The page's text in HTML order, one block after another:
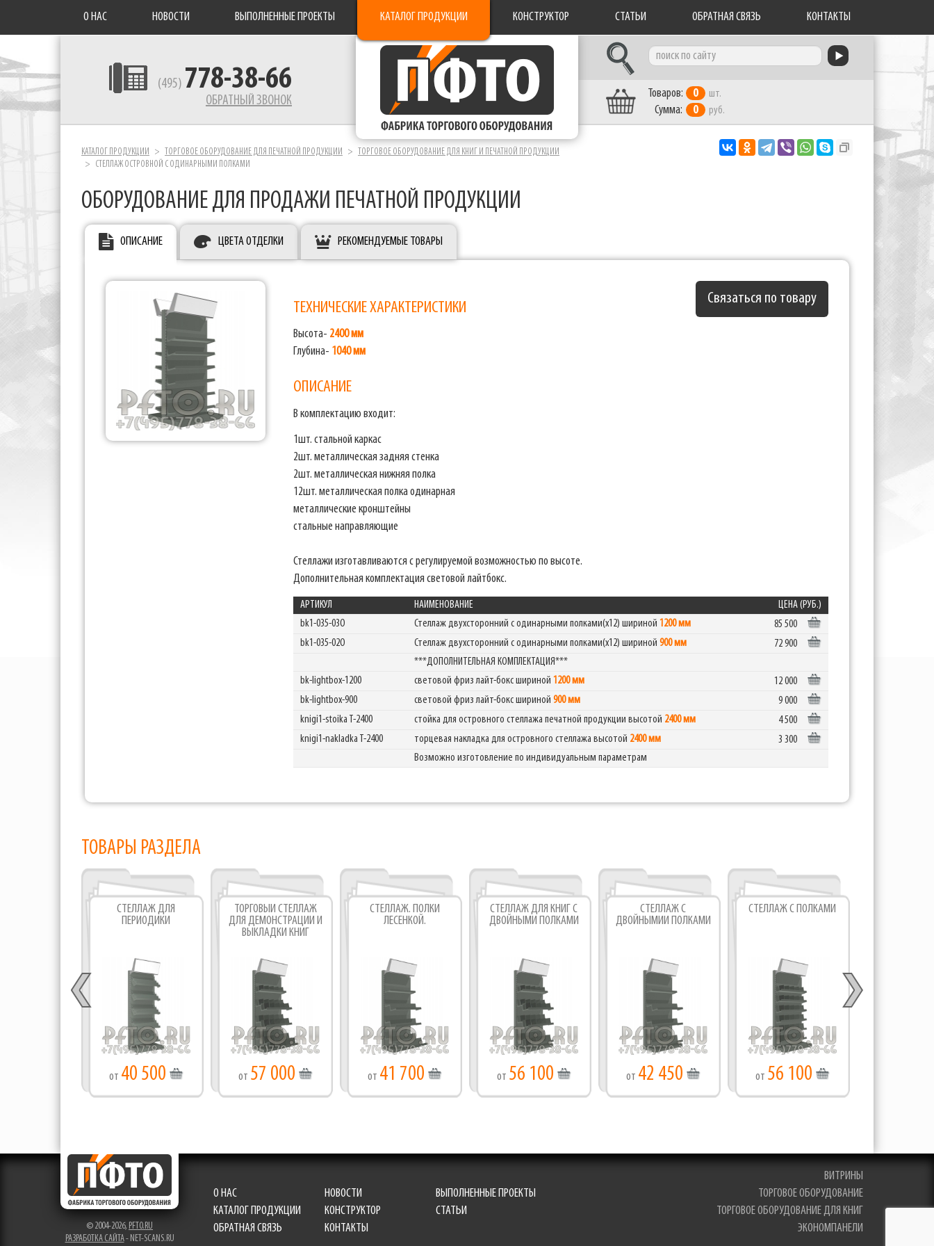
О НАС НОВОСТИ ВЫПОЛНЕННЫЕ ПРОЕКТЫ КАТАЛОГ ПРОДУКЦИИ КОНСТРУКТОР СТАТЬИ ОБРАТНАЯ СВЯЗЬ КОНТАКТЫ
(495) 778-38-66
ОБРАТНЫЙ ЗВОНОК
Фабрика торгового оборудования
Товаров: 0 шт.
Сумма: 0 руб.
КАТАЛОГ ПРОДУКЦИИ ТОРГОВОЕ ОБОРУДОВАНИЕ ДЛЯ ПЕЧАТНОЙ ПРОДУКЦИИ
ТОРГОВОЕ ОБОРУДОВАНИЕ ДЛЯ КНИГ И ПЕЧАТНОЙ ПРОДУКЦИИ
СТЕЛЛАЖ ОСТРОВНОЙ С ОДИНАРНЫМИ ПОЛКАМИ
ОБОРУДОВАНИЕ ДЛЯ ПРОДАЖИ ПЕЧАТНОЙ ПРОДУКЦИИ
ОПИСАНИЕ ЦВЕТА ОТДЕЛКИ РЕКОМЕНДУЕМЫЕ ТОВАРЫ
Связаться по товару
ТЕХНИЧЕСКИЕ ХАРАКТЕРИСТИКИ
Высота- 2400 мм
Глубина- 1040 мм
ОПИСАНИЕ
В комплектацию входит:
1шт. стальной каркас
2шт. металлическая задняя стенка
2шт. металлическая нижняя полка
12шт. металлическая полка одинарная
металлические кронштейны
стальные направляющие
Стеллажи изготавливаются с регулируемой возможностью по высоте.
Дополнительная комплектация световой лайтбокс.
АРТИКУЛ НАИМЕНОВАНИЕ
ЦЕНА (РУБ.)
bk1-035-03O
Стеллаж двухсторонний с одинарными полками(х12) шириной 1200 мм
85 500
bk1-035-02O
Стеллаж двухсторонний с одинарными полками(х12) шириной 900 мм
72 900
***ДОПОЛНИТЕЛЬНАЯ КОМПЛЕКТАЦИЯ***
bk-lightbox-1200
световой фриз лайт-бокс шириной 1200 мм
12 000
bk-lightbox-900
световой фриз лайт-бокс шириной 900 мм
9 000
knigi1-stoika T-2400
стойка для островного стеллажа печатной продукции высотой 2400 мм
4 500
knigi1-nakladka T-2400
торцевая накладка для островного стеллажа высотой 2400 мм
3 300
Возможно изготовление по индивидуальным параметрам
ТОВАРЫ РАЗДЕЛА
СТЕЛЛАЖ ДЛЯ
ПЕРИОДИКИ
от 40 500
ТОРГОВЫЙ СТЕЛЛАЖ
ДЛЯ ДЕМОНСТРАЦИИ И
ВЫКЛАДКИ КНИГ
от 57 000
СТЕЛЛАЖ. ПОЛКИ
ЛЕСЕНКОЙ.
от 41 700
СТЕЛЛАЖ ДЛЯ КНИГ С
ДВОЙНЫМИ ПОЛКАМИ
от 56 100
СТЕЛЛАЖ С
ДВОЙНЫМИИ ПОЛКАМИ
от 42 450
СТЕЛЛАЖ С ПОЛКАМИ
от 56 100
© 2004-2026, PFTO.RU
РАЗРАБОТКА САЙТА- NET-SCANS.RU
О НАС НОВОСТИ
ВЫПОЛНЕННЫЕ ПРОЕКТЫ
КАТАЛОГ ПРОДУКЦИИ
КОНСТРУКТОР
СТАТЬИ
ОБРАТНАЯ СВЯЗЬ
КОНТАКТЫ
ВИТРИНЫ
ТОРГОВОЕ ОБОРУДОВАНИЕ
ТОРГОВОЕ ОБОРУДОВАНИЕ ДЛЯ КНИГ
ЭКОНОМПАНЕЛИ